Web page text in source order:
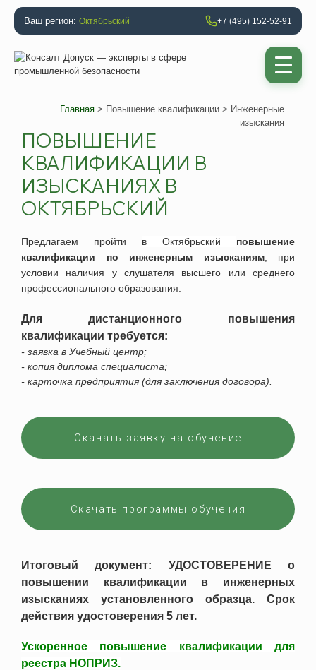
Ваш регион: Октябрьский +7 (495) 152-52-91
Главная > Повышение квалификации > Инженерные
изыскания
ПОВЫШЕНИЕ
КВАЛИФИКАЦИИ В
ИЗЫСКАНИЯХ В
ОКТЯБРЬСКИЙ
Предлагаем пройти в Октябрьский повышение
квалификации по инженерным изысканиям, при
условии наличия у слушателя высшего или среднего
профессионального образования.
Для дистанционного повышения
квалификации требуется:
- заявка в Учебный центр;
- копия диплома специалиста;
- карточка предприятия (для заключения договора).
Скачать заявку на обучение
Скачать программы обучения
Итоговый документ: УДОСТОВЕРЕНИЕ о
повышении квалификации в инженерных
изысканиях установленного образца. Срок
действия удостоверения 5 лет.
Ускоренное повышение квалификации для
реестра НОПРИЗ.